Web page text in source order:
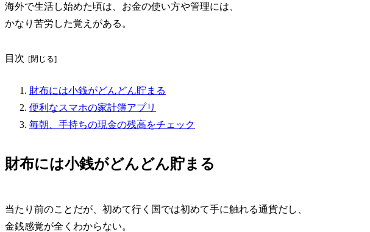
海外で生活し始めた頃は、お金の使い方や管理には、
かなり苦労した覚えがある。
目次
財布には小銭がどんどん貯まる
便利なスマホの家計簿アプリ
毎朝、手持ちの現金の残高をチェック
財布には小銭がどんどん貯まる
当たり前のことだが、初めて行く国では初めて手に触れる通貨だし、
金銭感覚が全くわからない。